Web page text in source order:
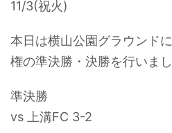
11/3(祝火)
本日は横山公園グラウンド
権の準決勝・決勝を行いまし
準決勝
vs 上溝FC 3-2